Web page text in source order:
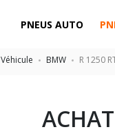
PNEUS AUTO
Véhicule BMW R 1250